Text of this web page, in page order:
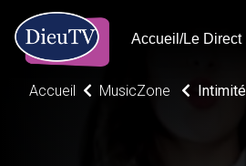
Accueil/Le Direct
Accueil MusicZone Intimité